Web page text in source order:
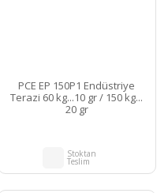
PCE EP 150P1 Endüstriye
Terazi 60 kg...10 gr / 150 kg...
20 gr
Stoktan
Teslim